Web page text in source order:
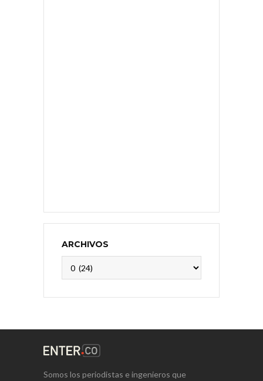
ARCHIVOS
Somos los periodistas e ingenieros que